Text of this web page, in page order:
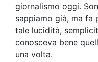
giornalismo oggi.
sappiamo già, ma fa
tale lucidità,
conosceva bene
una volta.